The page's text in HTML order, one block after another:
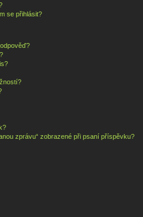
se přihlásit?
zprávu“ zobrazené při psaní příspěvku?